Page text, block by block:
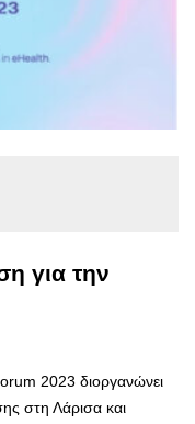
για την
2023 διοργανώνει
στη Λάρισα και